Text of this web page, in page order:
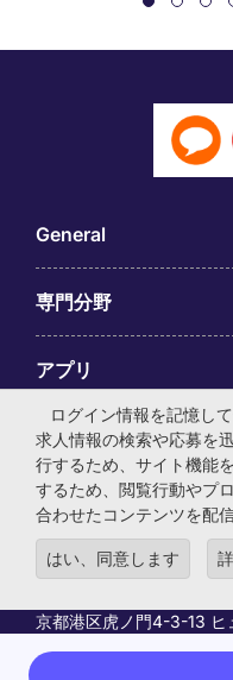
General
専門分野
アプリ
Employer Centre
© マイケル・ペイジ・イ
京都港区虎ノ門4-3-13 ヒ
紹介事業許可番号：13-
ログイン情報を記憶し
求人情報の検索や応募を
行するため、サイト機能
するため、閲覧行動やプ
合わせたコンテンツを配
はい、同意します